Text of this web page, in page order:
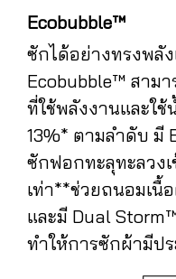
Ecobubble™
ซักได้อย่างทรงพลั
Ecobubble™ สาม
ที่ใช้พลังงานและใ
13%* ตามลำดับ มี
ซักฟอกทะลุทะลวงเ
เท่า**ช่วยถนอมเนื้
และมี Dual
ทำให้การซักผ้ามีป